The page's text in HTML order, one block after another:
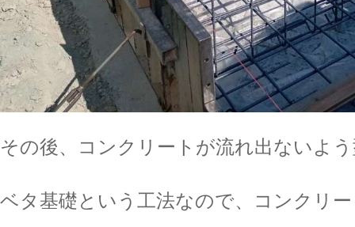
その後、コンクリートが流れ出ないよ
ベタ基礎という工法なので、コンクリ